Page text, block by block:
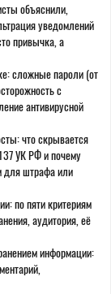
объяснили,
уведомлений
привычка, а
сложные пароли (от
с
антивирусной
что скрывается
УК РФ и почему
для штрафа или
по пяти критериям
аудитория, её
информации: